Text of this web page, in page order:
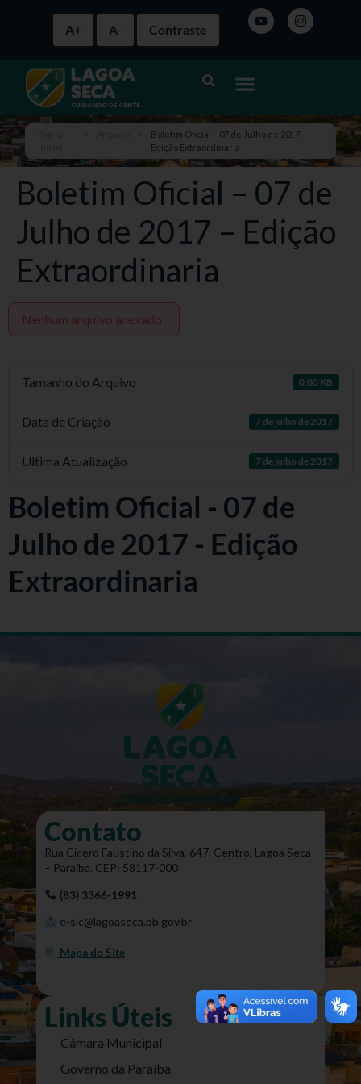
A+ A- Contraste
Boletim Oficial – 07 de Julho de 2017 –
Edição Extraordinaria
Boletim Oficial – 07 de
Julho de 2017 – Edição
Extraordinaria
Nenhum arquivo anexado!
Tamanho do Arquivo 0.00 KB
Data de Criação 7 de julho de 2017
Ultima Atualização 7 de julho de 2017
Boletim Oficial - 07 de
Julho de 2017 - Edição
Extraordinaria
Contato
Rua Cícero Faustino da Silva, 647, Centro, Lagoa Seca
– Paraíba. CEP: 58117-000
(83) 3366-1991
e-sic@lagoaseca.pb.gov.br
Mapa do Site
Links Úteis
Câmara Municipal
Governo da Paraíba